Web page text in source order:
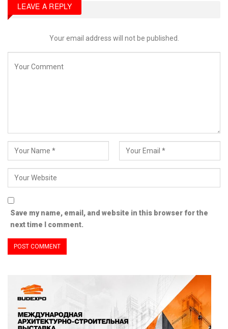
LEAVE A REPLY
Your email address will not be published.
Save my name, email, and website in this browser for the
next time I comment.